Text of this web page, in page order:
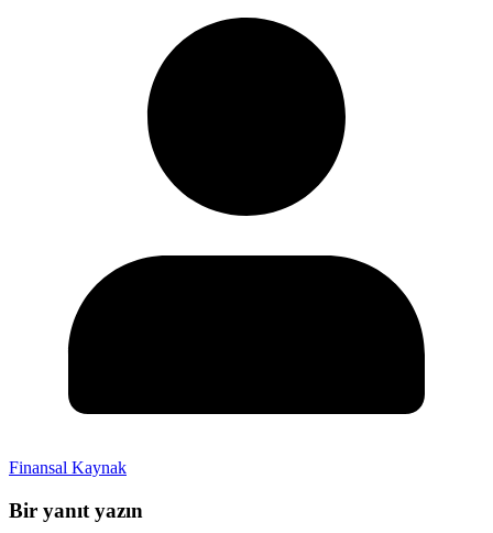
Finansal Kaynak
Bir yanıt yazın